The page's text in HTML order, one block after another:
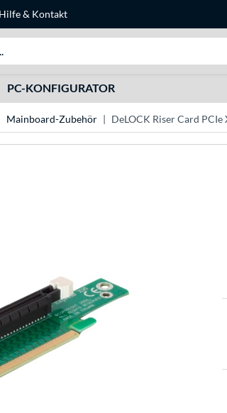
Hilfe& Kontakt
PC-KONFIGURATOR
Mainboard-Zubehör DeLOCK Riser Card PCIe